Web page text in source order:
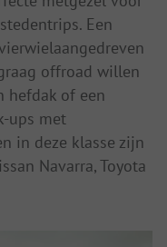
Een
offroad willen
hefdak of een
ups met
in deze klasse zijn
Navarra, Toyota